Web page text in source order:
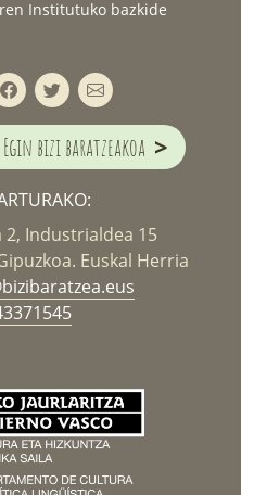
Institutuko bazkide
Egin bizi baratzeakoa >
Industrialdea 15
Euskal Herria